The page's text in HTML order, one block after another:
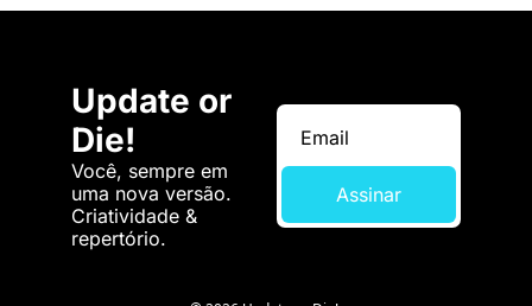
Update or
Die!
Você, sempre em
uma nova versão.
Criatividade &
repertório.
Assinar